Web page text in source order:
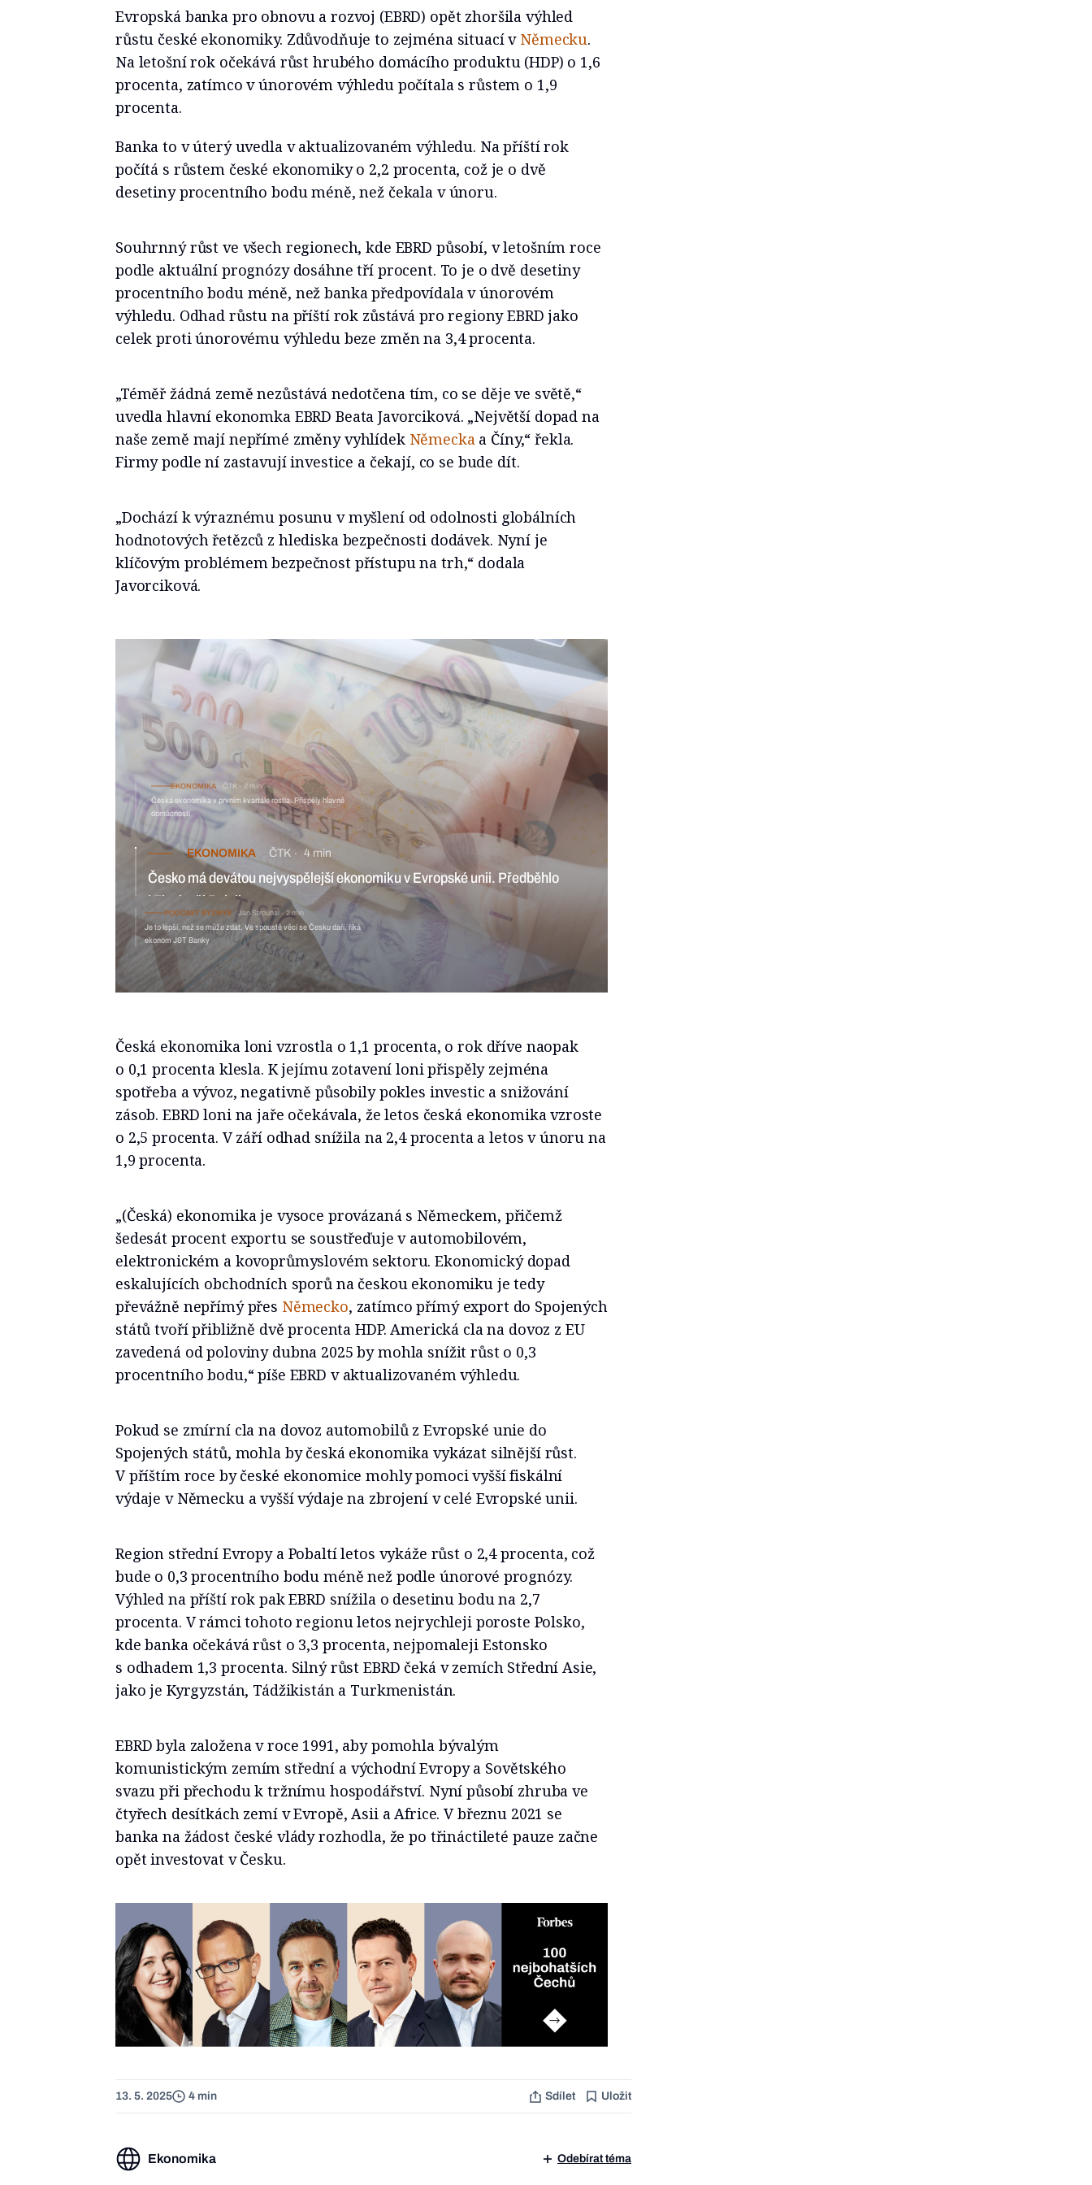
Evropská banka pro obnovu a rozvoj (EBRD) opět zhoršila výhled
růstu české ekonomiky. Zdůvodňuje to zejména situací v Německu.
Na letošní rok očekává růst hrubého domácího produktu (HDP) o 1,6
procenta, zatímco v únorovém výhledu počítala s růstem o 1,9
procenta.
Banka to v úterý uvedla v aktualizovaném výhledu. Na příští rok
počítá s růstem české ekonomiky o 2,2 procenta, což je o dvě
desetiny procentního bodu méně, než čekala v únoru.
Souhrnný růst ve všech regionech, kde EBRD působí, v letošním roce
podle aktuální prognózy dosáhne tří procent. To je o dvě desetiny
procentního bodu méně, než banka předpovídala v únorovém
výhledu. Odhad růstu na příští rok zůstává pro regiony EBRD jako
celek proti únorovému výhledu beze změn na 3,4 procenta.
„Téměř žádná země nezůstává nedotčena tím, co se děje ve světě,“
uvedla hlavní ekonomka EBRD Beata Javorciková. „Největší dopad na
naše země mají nepřímé změny vyhlídek Německaa Číny,“ řekla.
Firmy podle ní zastavují investice a čekají, co se bude dít.
„Dochází k výraznému posunu v myšlení od odolnosti globálních
hodnotových řetězců z hlediska bezpečnosti dodávek. Nyní je
klíčovým problémem bezpečnost přístupu na trh,“ dodala
Javorciková.
EKONOMIKA
Česká ekonomika v prvním kvartále rostla. Přispěly hlavně
domácnosti
ČTK 4 min
Česko má devátou nejvyspělejší ekonomiku v Evropské unii. Předběhlo
i Finsko či Belgii
PODCAST BYZNYS Jan Strouhal 2 min
Je to lepší, než se může zdát. Ve spoustě věcí se Česku daří, říká
ekonom J&T Banky
Česká ekonomika loni vzrostla o 1,1 procenta, o rok dříve naopak
o 0,1 procenta klesla. K jejímu zotavení loni přispěly zejména
spotřeba a vývoz, negativně působily pokles investic a snižování
zásob. EBRD loni na jaře očekávala, že letos česká ekonomika vzroste
o 2,5 procenta. V září odhad snížila na 2,4 procenta a letos v únoru na
1,9 procenta.
„(Česká) ekonomika je vysoce provázaná s Německem, přičemž
šedesát procent exportu se soustřeďuje v automobilovém,
elektronickém a kovoprůmyslovém sektoru. Ekonomický dopad
eskalujících obchodních sporů na českou ekonomiku je tedy
převážně nepřímý přes Německo, zatímco přímý export do Spojených
států tvoří přibližně dvě procenta HDP. Americká cla na dovoz z EU
zavedená od poloviny dubna 2025 by mohla snížit růst o 0,3
procentního bodu,“ píše EBRD v aktualizovaném výhledu.
Pokud se zmírní cla na dovoz automobilů z Evropské unie do
Spojených států, mohla by česká ekonomika vykázat silnější růst.
V příštím roce by české ekonomice mohly pomoci vyšší fiskální
výdaje v Německu a vyšší výdaje na zbrojení v celé Evropské unii.
Region střední Evropy a Pobaltí letos vykáže růst o 2,4 procenta, což
bude o 0,3 procentního bodu méně než podle únorové prognózy.
Výhled na příští rok pak EBRD snížila o desetinu bodu na 2,7
procenta. V rámci tohoto regionu letos nejrychleji poroste Polsko,
kde banka očekává růst o 3,3 procenta, nejpomaleji Estonsko
s odhadem 1,3 procenta. Silný růst EBRD čeká v zemích Střední Asie,
jako je Kyrgyzstán, Tádžikistán a Turkmenistán.
EBRD byla založena v roce 1991, aby pomohla bývalým
komunistickým zemím střední a východní Evropy a Sovětského
svazu při přechodu k tržnímu hospodářství. Nyní působí zhruba ve
čtyřech desítkách zemí v Evropě, Asii a Africe. V březnu 2021 se
banka na žádost české vlády rozhodla, že po třináctileté pauze začne
opět investovat v Česku.
13. 5. 2025 4 min Sdílet Uložit
Ekonomika Odebírat téma